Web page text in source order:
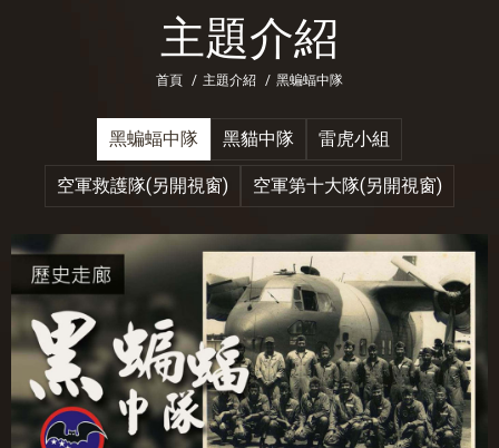
主題介紹
首頁 / 主題介紹 / 黑蝙蝠中隊
黑蝙蝠中隊 黑貓中隊 雷虎小組
空軍救護隊(另開視窗) 空軍第十大隊(另開視窗)